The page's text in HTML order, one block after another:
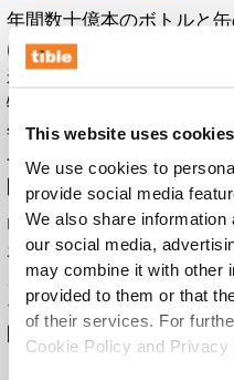
This website uses cookies
We use cookies to
provide social media
We also share
our social media,
may combine it with other
provided to them or that
of their services. For
Cookie Policy and Privacy
年間数十億本のボトルと
は、拡張可能で効率的な
来、私たちは Statiegeld
物流プロセスのデジタル
年の HAWK プラットフォ
や年間43億本を超えるボ
開発しました。
HAWK プラットフォーム
ポを接続し、関係するす
カウント、自動照合、エ
ートを保証します。数百
問題なく処理する、全国